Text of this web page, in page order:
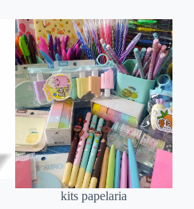
kits papelaria